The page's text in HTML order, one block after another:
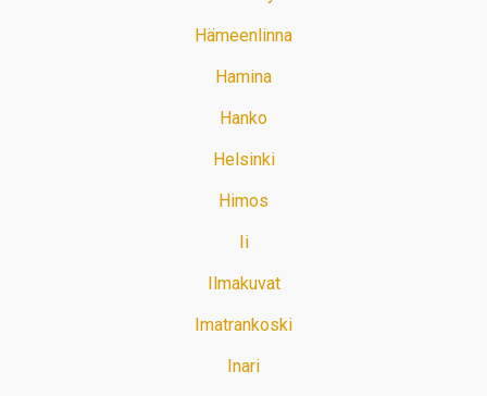
Hämeenlinna
Hamina
Hanko
Helsinki
Himos
Ii
Ilmakuvat
Imatrankoski
Inari